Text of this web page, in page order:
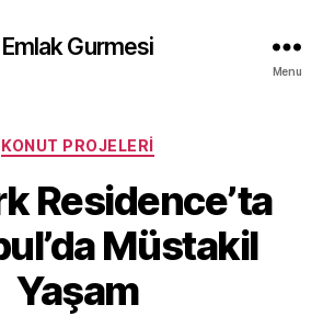
Emlak Gurmesi
Menu
Categories
KONUT PROJELERI
Residence’ta
Müstakil
Yaşam